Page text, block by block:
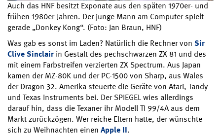
Auch das HNF besitzt Exponate aus den späten 1970er- und
frühen 1980er-Jahren. Der junge Mann am Computer spielt
gerade „Donkey Kong“. (Foto: Jan Braun, HNF)
Was gab es sonst im Laden? Natürlich die Rechner von Sir
Clive Sinclair in Gestalt des pechschwarzen ZX 81 und des
mit einem Farbstreifen verzierten ZX Spectrum. Aus Japan
kamen der MZ-80K und der PC-1500 von Sharp, aus Wales
der Dragon 32. Amerika steuerte die Geräte von Atari, Tandy
und Texas Instruments bei. Der SPIEGEL wies allerdings
darauf hin, dass die Texaner ihr Modell TI 99/4A aus dem
Markt zurückzögen. Wer reiche Eltern hatte, der wünschte
sich zu Weihnachten einen Apple II.